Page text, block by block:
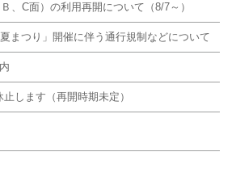
、C面）の利用再開について（8/7～）
まつり」開催に伴う通行規制などについて
します（再開時期未定）